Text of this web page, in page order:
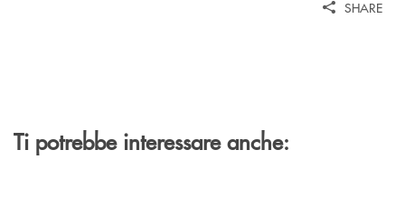
SHARE
Ti potrebbe interessare anche: